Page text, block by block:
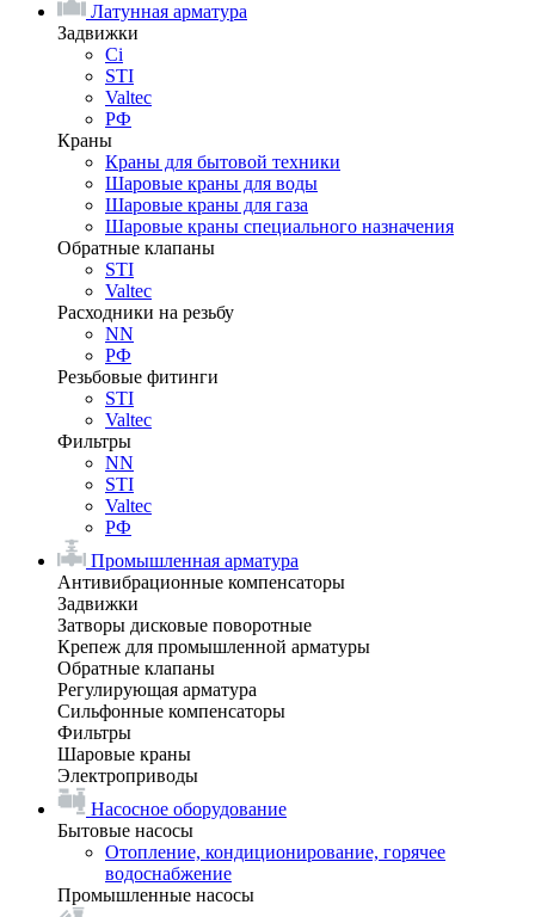
Латунная арматура
Задвижки
Ci
STI
Valtec
РФ
Краны
Краны для бытовой техники
Шаровые краны для воды
Шаровые краны для газа
Шаровые краны специального назначения
Обратные клапаны
STI
Valtec
Расходники на резьбу
NN
РФ
Резьбовые фитинги
STI
Valtec
Фильтры
NN
STI
Valtec
РФ
Промышленная арматура
Антивибрационные компенсаторы
Задвижки
Затворы дисковые поворотные
Крепеж для промышленной арматуры
Обратные клапаны
Регулирующая арматура
Сильфонные компенсаторы
Фильтры
Шаровые краны
Электроприводы
Насосное оборудование
Бытовые насосы
Отопление, кондиционирование, горячее
водоснабжение
Промышленные насосы